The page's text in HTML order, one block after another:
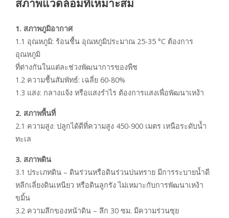
สภาพแวดล้อมที่เหมาะสม
1. สภาพภูมิอากาศ
1.1 อุณหภูมิ: ร้อนชื้น อุณหภูมิประมาณ 25-35 °C ต้องการ
อุณหภูมิ
ที่ต่างกันในแต่ละช่วงพัฒนาการของพืช
1.2 ความชื้นสัมพัทธ์: เฉลี่ย 60-80%
1.3 แสง: กลางแจ้ง หรือแสงรำไร ต้องการแสงเพื่อพัฒนาเหง้า
2. สภาพพื้นที่
2.1 ความสูง: ปลูกได้ดีที่ความสูง 450-900 เมตร เหนือระดับน้ำ
ทะเล
3. สภาพดิน
3.1 ประเภทดิน – ดินร่วนหรือดินร่วนปนทราย มีการระบายน้ำดี
หลีกเลี่ยงดินเหนียว หรือดินลูกรัง ไม่เหมาะกับการพัฒนาเหง้า
ขมิ้น
3.2 ความลึกของหน้าดิน – ลึก 30 ซม. มีความร่วนซุย